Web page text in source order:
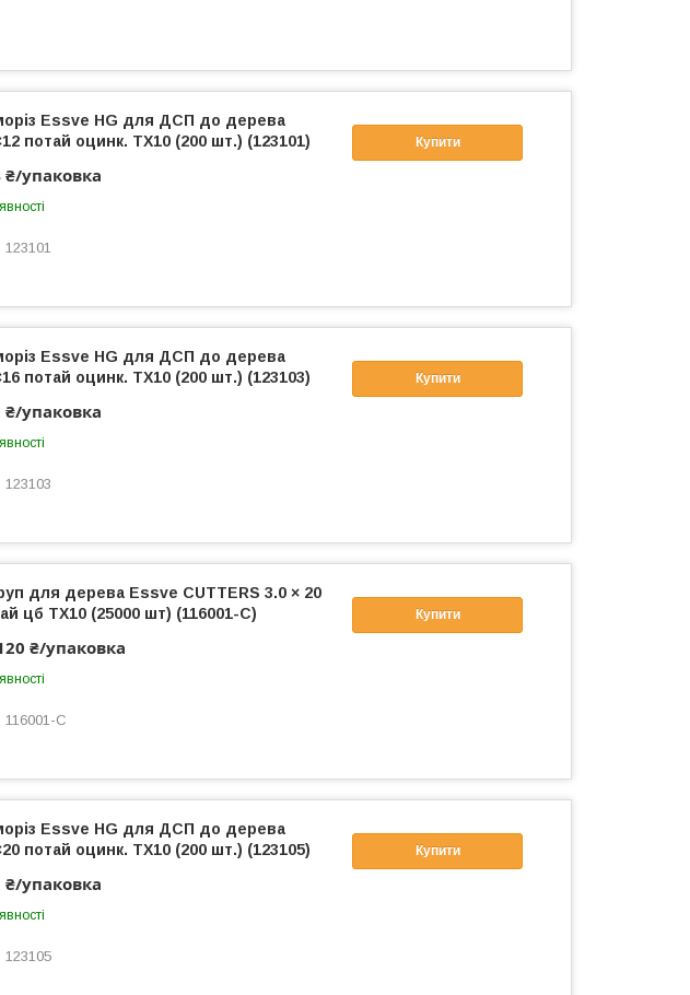
Купити
Essve HG для ДСП до дерева
потай оцинк. TX10 (200 шт.) (123101)
₴/упаковка
123101
Купити
Essve HG для ДСП до дерева
потай оцинк. TX10 (200 шт.) (123103)
₴/упаковка
123103
Купити
для дерева Essve CUTTERS 3.0 × 20
цб TX10 (25000 шт) (116001-C)
₴/упаковка
116001-C
Купити
Essve HG для ДСП до дерева
потай оцинк. TX10 (200 шт.) (123105)
₴/упаковка
123105